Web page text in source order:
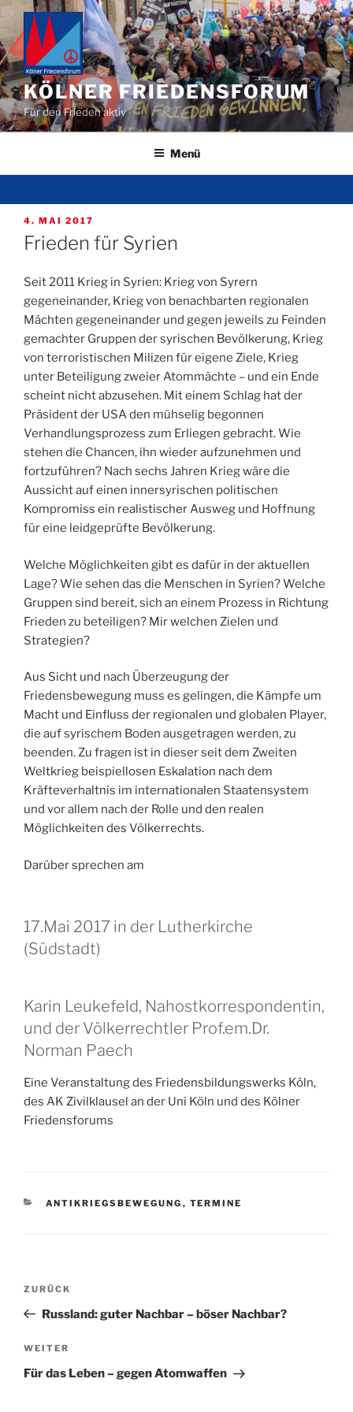
Zum
Inhalt
springen
KÖLNER FRIEDENSFORUM
Für den Frieden aktiv
Menü
VERÖFFENTLICHT
AM
4. MAI 2017
Frieden für Syrien
Seit 2011 Krieg in Syrien: Krieg von Syrern
gegeneinander, Krieg von benachbarten regionalen
Mächten gegeneinander und gegen jeweils zu Feinden
gemachter Gruppen der syrischen Bevölkerung, Krieg
von terroristischen Milizen für eigene Ziele, Krieg
unter Beteiligung zweier Atommächte – und ein Ende
scheint nicht abzusehen. Mit einem Schlag hat der
Präsident der USA den mühselig begonnen
Verhandlungsprozess zum Erliegen gebracht. Wie
stehen die Chancen, ihn wieder aufzunehmen und
fortzuführen? Nach sechs Jahren Krieg wäre die
Aussicht auf einen innersyrischen politischen
Kompromiss ein realistischer Ausweg und Hoffnung
für eine leidgeprüfte Bevölkerung.
Welche Möglichkeiten gibt es dafür in der aktuellen
Lage? Wie sehen das die Menschen in Syrien? Welche
Gruppen sind bereit, sich an einem Prozess in Richtung
Frieden zu beteiligen? Mir welchen Zielen und
Strategien?
Aus Sicht und nach Überzeugung der
Friedensbewegung muss es gelingen, die Kämpfe um
Macht und Einfluss der regionalen und globalen Player,
die auf syrischem Boden ausgetragen werden, zu
beenden. Zu fragen ist in dieser seit dem Zweiten
Weltkrieg beispiellosen Eskalation nach dem
Kräfteverhaltnis im internationalen Staatensystem
und vor allem nach der Rolle und den realen
Möglichkeiten des Völkerrechts.
Darüber sprechen am
17.Mai 2017 in der Lutherkirche
(Südstadt)
Karin Leukefeld, Nahostkorrespondentin,
und der Völkerrechtler Prof.em.Dr.
Norman Paech
Eine Veranstaltung des Friedensbildungswerks Köln,
des AK Zivilklausel an der Uni Köln und des Kölner
Friedensforums
KATEGORIEN
ANTIKRIEGSBEWEGUNG , TERMINE
Beitragsnavigation
Vorheriger
Beitrag
ZURÜCK
Russland: guter Nachbar – böser Nachbar?
Nächster
Beitrag
WEITER
Für das Leben – gegen Atomwaffen